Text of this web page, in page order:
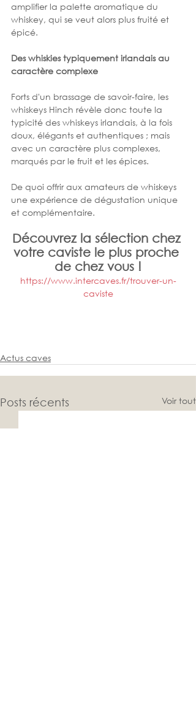
amplifier la palette aromatique du
whiskey, qui se veut alors plus fruité et
épicé.
Des whiskies typiquement irlandais au
caractère complexe
Forts d'un brassage de savoir-faire, les
whiskeys Hinch révèle donc toute la
typicité des whiskeys irlandais, à la fois
doux, élégants et authentiques ; mais
avec un caractère plus complexes,
marqués par le fruit et les épices.
De quoi offrir aux amateurs de whiskeys
une expérience de dégustation unique
et complémentaire.
Découvrez la sélection chez
votre caviste le plus proche
de chez vous !
https://www.intercaves.fr/trouver-un-
caviste
Actus caves
Posts récents Voir tout